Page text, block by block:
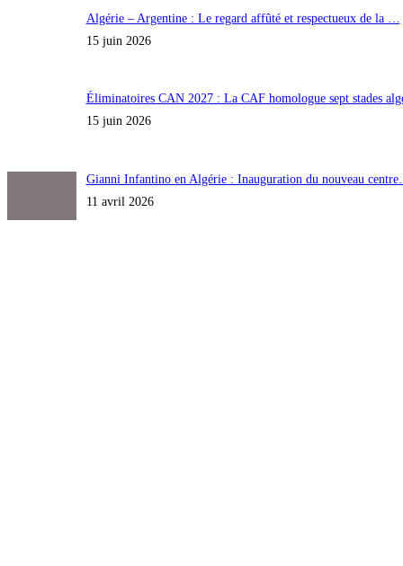
Algérie – Argentine : Le regard affûté et respectueux de la …
15 juin 2026
Éliminatoires CAN 2027 : La CAF homologue sept stades
15 juin 2026
Gianni Infantino en Algérie : Inauguration du nouveau
11 avril 2026